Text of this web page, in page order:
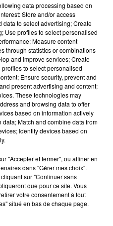
fêtes - BREITENBACH 67
Viviane
! Une petite auberge
soir ça vous tente A
la salle du bas à l’espace
amis et à tout ceux et
data processing based on
Store and/or access
to select advertising; Create
Use profiles to select personalised
Measure content
through statistics or combinations
and improve services; Create
to select personalised
Ensure security, prevent and
present advertising and content;
These technologies may
and browsing data to offer
based on information actively
Match and combine data from
Identify devices based on
"Accepter et fermer", ou affiner en
dans "Gérer mes choix".
sur "Continuer sans
que pour ce site. Vous
votre consentement à tout
situé en bas de chaque page.